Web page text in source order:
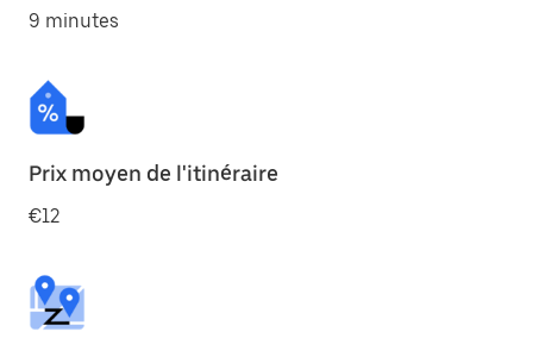
9 minutes
Prix moyen de l'itinéraire
€12